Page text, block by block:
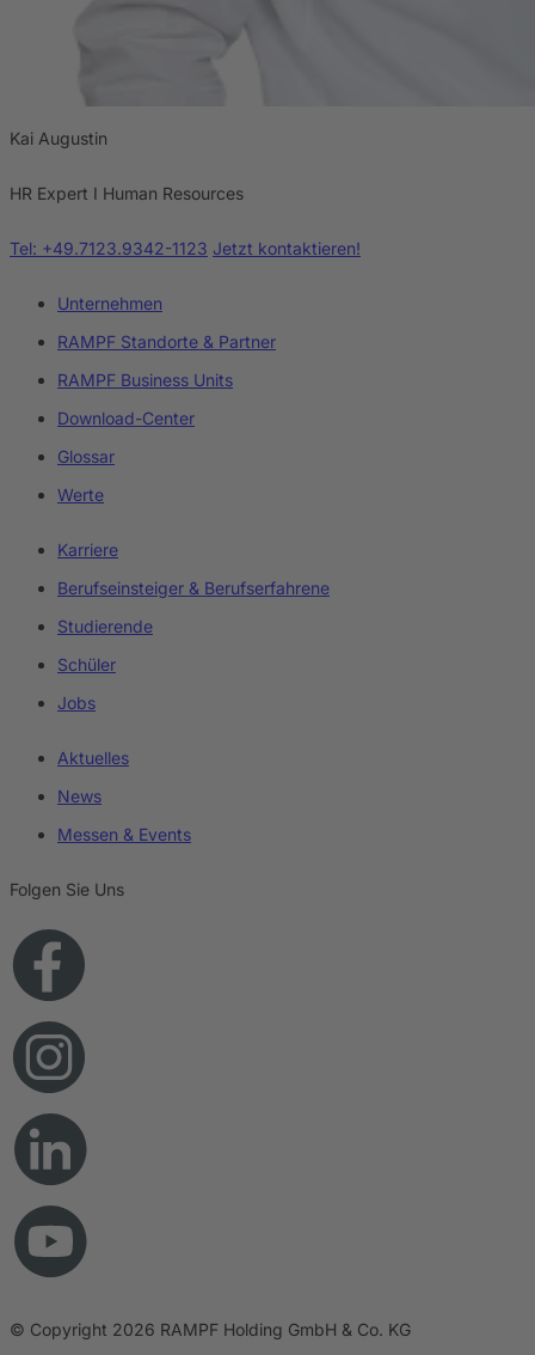
Kai Augustin
HR Expert I Human Resources
Tel: +49.7123.9342-1123 Jetzt kontaktieren!
Unternehmen
RAMPF Standorte & Partner
RAMPF Business Units
Download-Center
Glossar
Werte
Karriere
Berufseinsteiger & Berufserfahrene
Studierende
Schüler
Jobs
Aktuelles
News
Messen & Events
Folgen Sie Uns
© Copyright 2026 RAMPF Holding GmbH & Co. KG